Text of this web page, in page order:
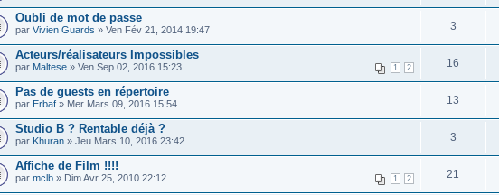
Oubli de mot de passe
par Vivien Guards » Ven Fév 21, 2014 19:47 3
Acteurs/réalisateurs Impossibles
1 2
par Maltese » Ven Sep 02, 2016 15:23 16
Pas de guests en répertoire
par Erbaf » Mer Mars 09, 2016 15:54 13
Studio B ? Rentable déjà ?
par Khuran » Jeu Mars 10, 2016 23:42 3
Affiche de Film !!!!
1 2
par mclb » Dim Avr 25, 2010 22:12 21